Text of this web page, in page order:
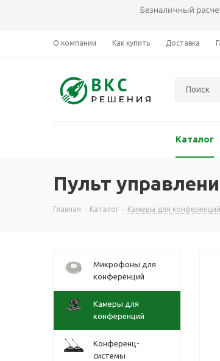
О компании Как купить Доставка
Каталог
Пульт
Главная - Каталог - Камеры для конференций
Микрофоны для
конференций
Камеры для
конференций
Конференц-
системы